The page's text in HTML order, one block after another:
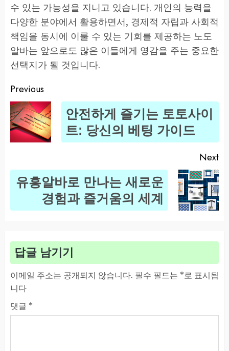
수 있는 가능성을 지니고 있습니다. 개인의 능력을
다양한 분야에서 활용하면서, 경제적 자립과 사회적
책임을 동시에 이룰 수 있는 기회를 제공하는 노도
알바는 앞으로도 많은 이들에게 영감을 주는 중요한
선택지가 될 것입니다.
Post
navigation
Previous
안전하게 즐기는 토토사이
트: 당신의 베팅 가이드
Next
Next
유흥알바로 만나는 새로운
경험과 즐거움의 세계
답글 남기기
이메일 주소는 공개되지 않습니다. 필수 필드는 *로 표시됩
니다
댓글 *